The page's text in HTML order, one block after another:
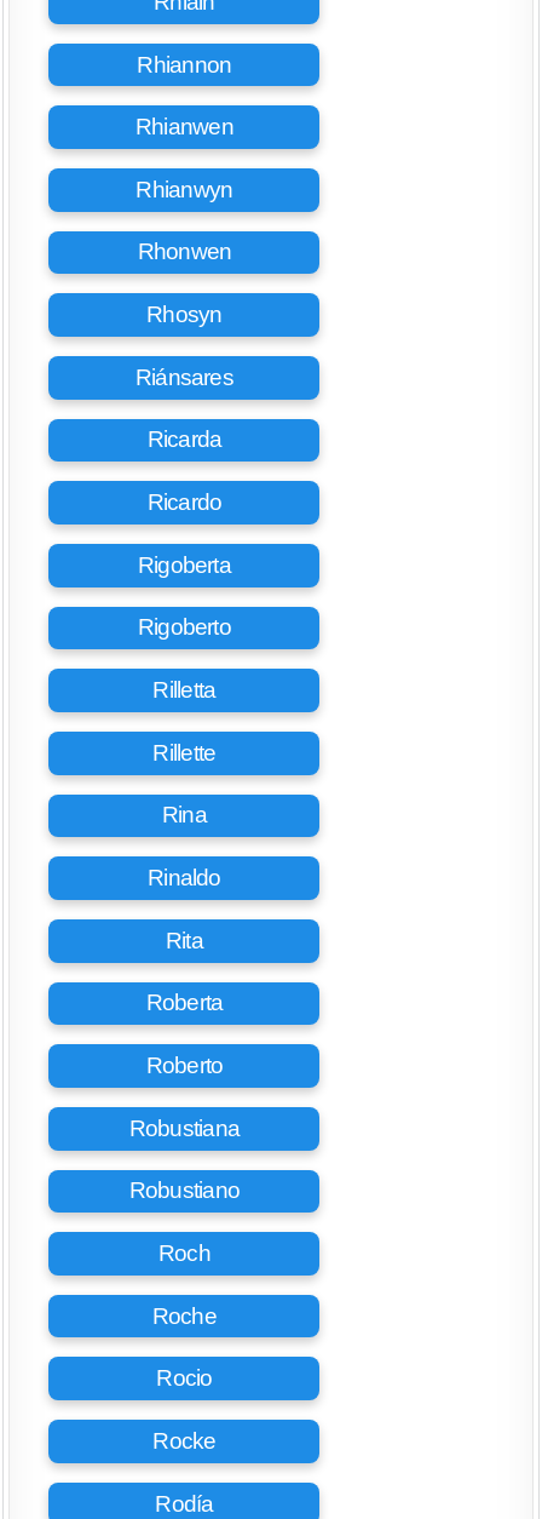
Rhiannon
Rhianwen
Rhianwyn
Rhonwen
Rhosyn
Riánsares
Ricarda
Ricardo
Rigoberta
Rigoberto
Rilletta
Rillette
Rina
Rinaldo
Rita
Roberta
Roberto
Robustiana
Robustiano
Roch
Roche
Rocio
Rocke
Rodía